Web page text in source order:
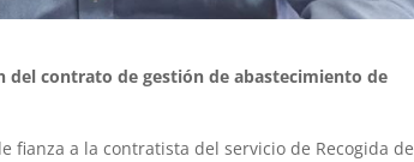
del contrato de gestión de abastecimiento de
fianza a la contratista del servicio de Recogida de